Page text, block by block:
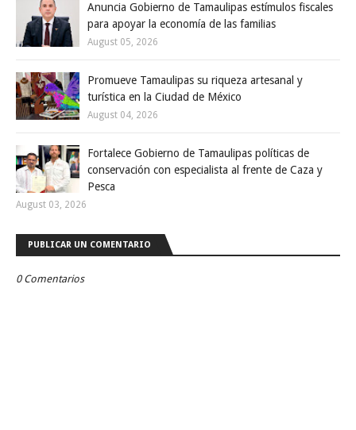
Anuncia Gobierno de Tamaulipas estímulos fiscales
para apoyar la economía de las familias
August 05, 2026
Promueve Tamaulipas su riqueza artesanal y
turística en la Ciudad de México
August 04, 2026
Fortalece Gobierno de Tamaulipas políticas de
conservación con especialista al frente de Caza y
Pesca
August 03, 2026
PUBLICAR UN COMENTARIO
0 Comentarios